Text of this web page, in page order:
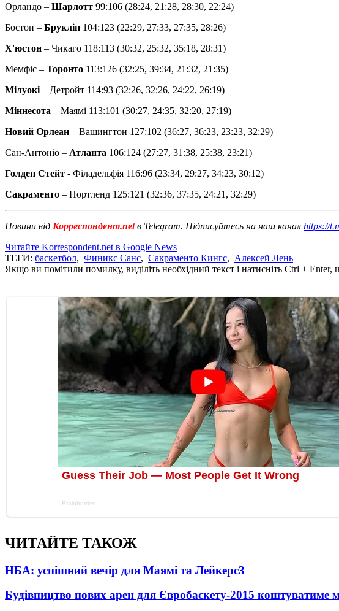
Орландо – Шарлотт 99:106 (28:24, 21:28, 28:30, 22:24)
Бостон – Бруклін 104:123 (22:29, 27:33, 27:35, 28:26)
Х'юстон – Чикаго 118:113 (30:32, 25:32, 35:18, 28:31)
Мемфіс – Торонто 113:126 (32:25, 39:34, 21:32, 21:35)
Мілуокі – Детройт 114:93 (32:26, ​​32:26, ​​24:22, 26:19)
Міннесота – Маямі 113:101 (30:27, 24:35, 32:20, 27:19)
Новий Орлеан – Вашингтон 127:102 (36:27, 36:23, 23:23, 32:29)
Сан-Антоніо – Атланта 106:124 (27:27, 31:38, 25:38, 23:21)
Голден Стейт - Філадельфія 116:96 (23:34, 29:27, 34:23, 30:12)
Сакраменто – Портленд 125:121 (32:36, 37:35, 24:21, 32:29)
Новини від Корреспондент.netв Telegram. Підписуйтесь на наш канал https://
Читайте Korrespondent.net в Google News
ТЕГИ: баскетбол, Финикс Санс, Сакраменто Кингс, Алексей Лень
Якщо ви помітили помилку, виділіть необхідний текст і натисніть Ctrl +
ЧИТАЙТЕ ТАКОЖ
НБА: успішний вечір для Маямі та Лейкерс3
Будівництво нових арен для Євробаскету-2015 коштуватиме